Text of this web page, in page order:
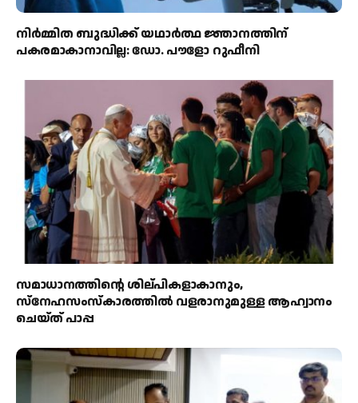
നിർമ്മിത ബുദ്ധിക്ക് യഥാർത്ഥ ജ്ഞാനത്തിന്
പകരമാകാനാവില്ല: ഡോ. പൗളോ റുഫീനി
സമാധാനത്തിന്റെ ശില്പികളാകാനും,
സ്നേഹസംസ്കാരത്തിൽ വളരാനുമുള്ള ആഹ്വാനം
ചെയ്ത് പാപ്പ